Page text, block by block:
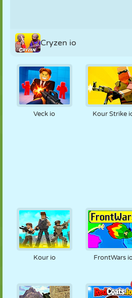
Cryzen io
Veck io Kour Strike
Kour io FrontWars